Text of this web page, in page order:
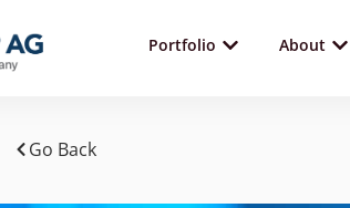
Portfolio About
Go Back